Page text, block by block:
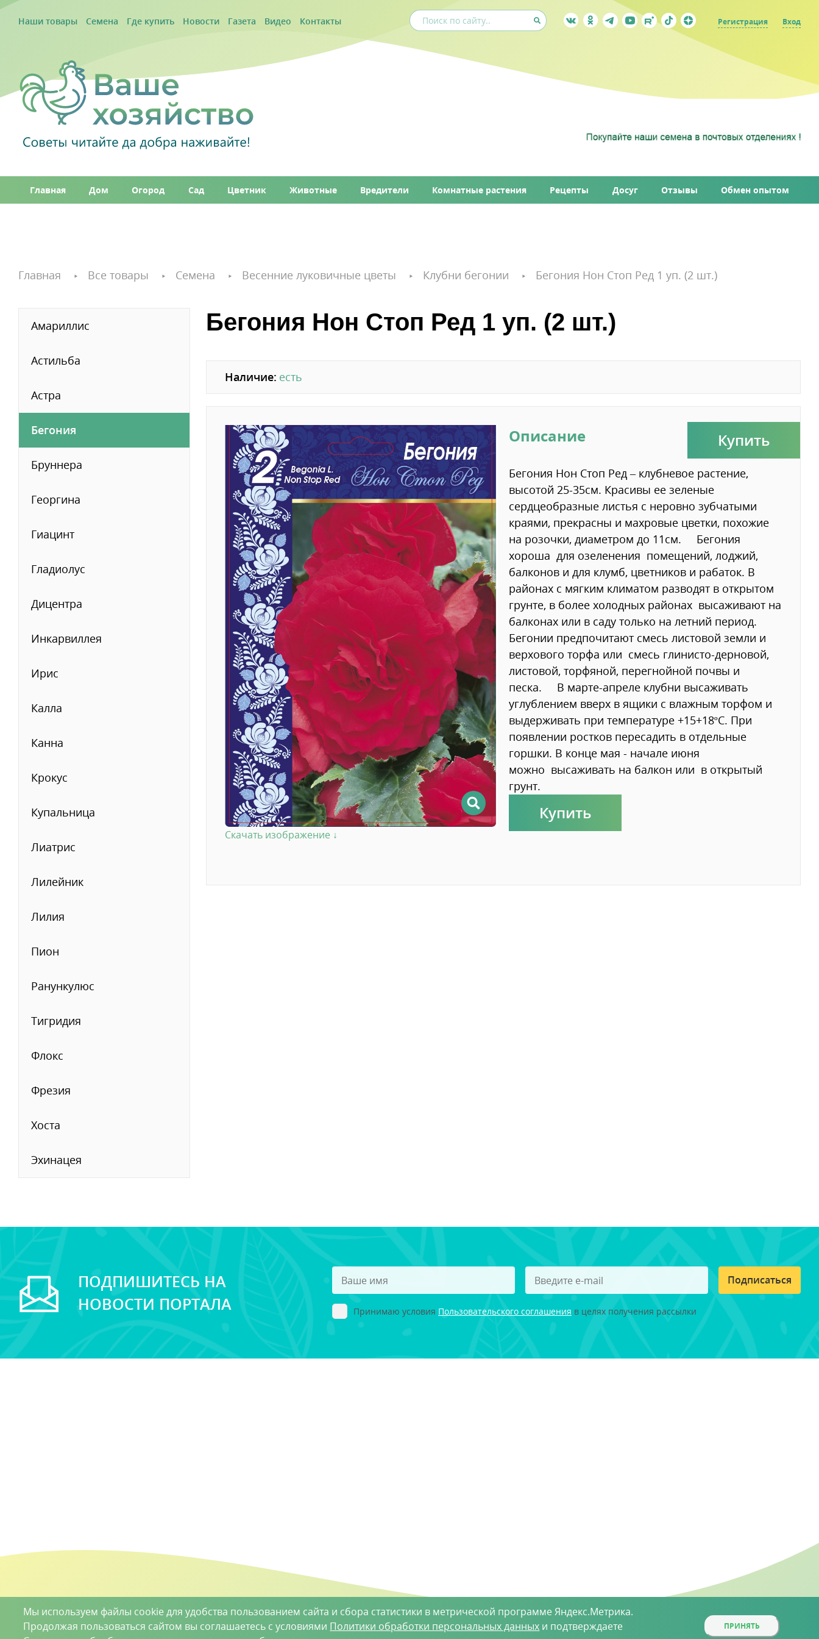
Наши товары Семена Где купить Новости Газета Видео Контакты Регистрация Вход
Главная Дом Огород Сад Цветник Животные Вредители Комнатные растения Рецепты Досуг Отзывы Обмен опытом
Главная Все товары Семена Весенние луковичные цветы Клубни бегонии Бегония Нон Стоп Ред 1 уп. (2 шт.)
Амариллис
Астильба
Астра
Бегония
Бруннера
Георгина
Гиацинт
Гладиолус
Дицентра
Инкарвиллея
Ирис
Калла
Канна
Крокус
Купальница
Лиатрис
Лилейник
Лилия
Пион
Ранункулюс
Тигридия
Флокс
Фрезия
Хоста
Эхинацея
Бегония Нон Стоп Ред 1 уп. (2 шт.)
Наличие: есть
Скачать изображение ↓
Купить
Описание
Бегония Нон Стоп Ред – клубневое растение,
высотой 25-35см. Красивы ее зеленые
сердцеобразные листья с неровно зубчатыми
краями, прекрасны и махровые цветки, похожие
на розочки, диаметром до 11см. Бегония
хороша для озеленения помещений, лоджий,
балконов и для клумб, цветников и рабаток. В
районах с мягким климатом разводят в открытом
грунте, в более холодных районах высаживают на
балконах или в саду только на летний период.
Бегонии предпочитают смесь листовой земли и
верхового торфа или смесь глинисто-дерновой,
листовой, торфяной, перегнойной почвы и
песка. В марте-апреле клубни высаживать
углублением вверх в ящики с влажным торфом и
выдерживать при температуре +15+18ºС. При
появлении ростков пересадить в отдельные
горшки. В конце мая - начале июня
можно высаживать на балкон или в открытый
грунт.
Купить
ПОДПИШИТЕСЬ НА
НОВОСТИ ПОРТАЛА
Подписаться
Принимаю условия Пользовательского соглашения в целях получения рассылки
Мы используем файлы cookie для удобства пользованием сайта и сбора статистики в метрической программе Яндекс.Метрика.
Продолжая пользоваться сайтом вы соглашаетесь с условиями Политики обработки персональных данных и подтверждаете
ПРИНЯТЬ